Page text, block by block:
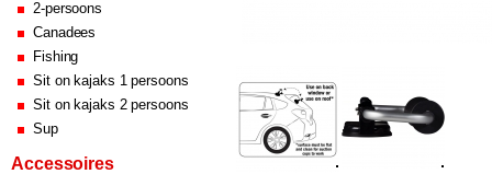
2-persoons
Canadees
Fishing
Sit on kajaks 1 persoons
Sit on kajaks 2 persoons
Sup
Accessoires